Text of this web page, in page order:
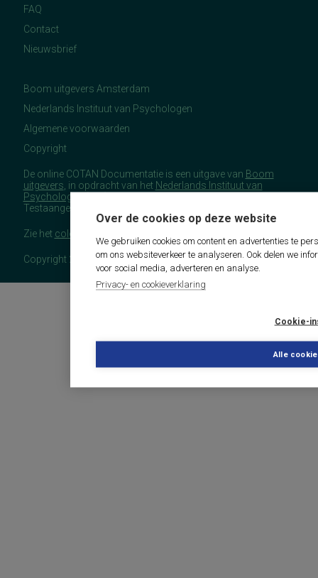
Over de cookies op deze website
We gebruiken cookies om content en advertenties te
om ons websiteverkeer te analyseren. Ook delen we
voor social media, adverteren en analyse.
Privacy- en cookieverklaring
Cookie-
Alle
FAQ
Contact
Nieuwsbrief
Boom uitgevers Amsterdam
Nederlands Instituut van Psychologen
Algemene voorwaarden
Copyright
De online COTAN Documentatie is een uitgave van Boom
uitgevers , in opdracht van het Nederlands Instituut van
Psychologen(NIP), namens de Commissie
Testaangelegenheden Nederland (COTAN).
Zie het colofon
Copyright 2026 - COTAN Documentatie